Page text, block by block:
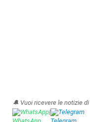
🔔 Vuoi ricevere le notizie di
WhatsApp| Telegram